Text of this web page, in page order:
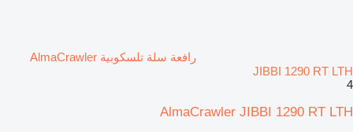
رافعة سلة تلسكوبية AlmaCrawler
JIBBI 1290 RT LTH
4
AlmaCrawler JIBBI 1290 RT LTH